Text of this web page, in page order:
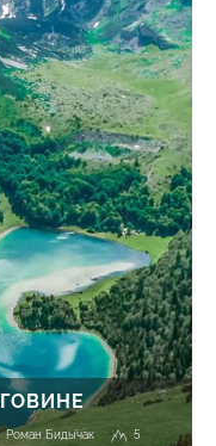
Роман Бидычак
5